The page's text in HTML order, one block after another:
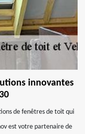
innovantes
de fenêtres de toit qui
est votre partenaire de